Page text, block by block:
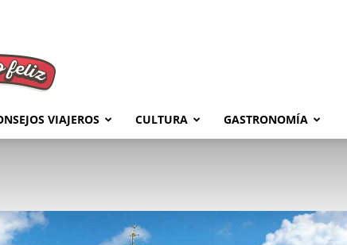
Feliz
VIAJEROS CULTURA GASTRONOMÍA